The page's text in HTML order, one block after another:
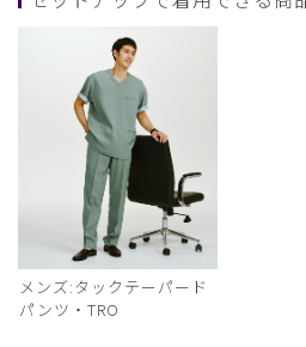
メンズ:タックテーパード
パンツ・TRO